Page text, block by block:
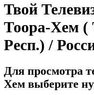
Твой
Тоора-Хем (
Респ.) /
Для просмотра
Хем выберите